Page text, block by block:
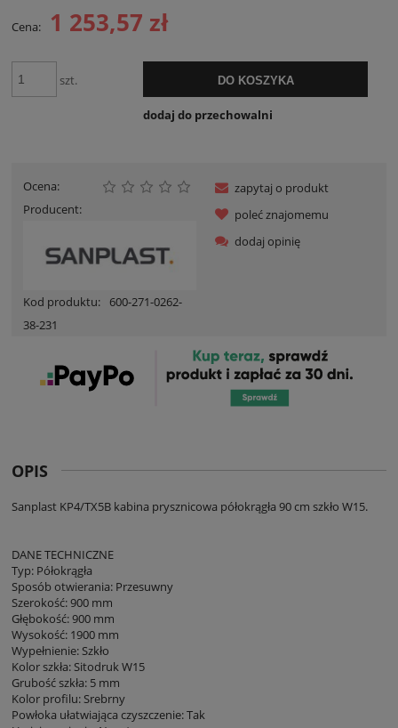
Cena: 1 253,57 zł
szt. DO KOSZYKA
dodaj do przechowalni
Ocena:
Producent:
Kod produktu:
600-271-0262-
38-231
zapytaj o produkt
poleć znajomemu
dodaj opinię
OPIS
Sanplast KP4/TX5B kabina prysznicowa półokrągła 90 cm szkło W15.
DANE TECHNICZNE
Typ: Półokrągła
Sposób otwierania: Przesuwny
Szerokość: 900 mm
Głębokość: 900 mm
Wysokość: 1900 mm
Wypełnienie: Szkło
Kolor szkła: Sitodruk W15
Grubość szkła: 5 mm
Kolor profilu: Srebrny
Powłoka ułatwiająca czyszczenie: Tak